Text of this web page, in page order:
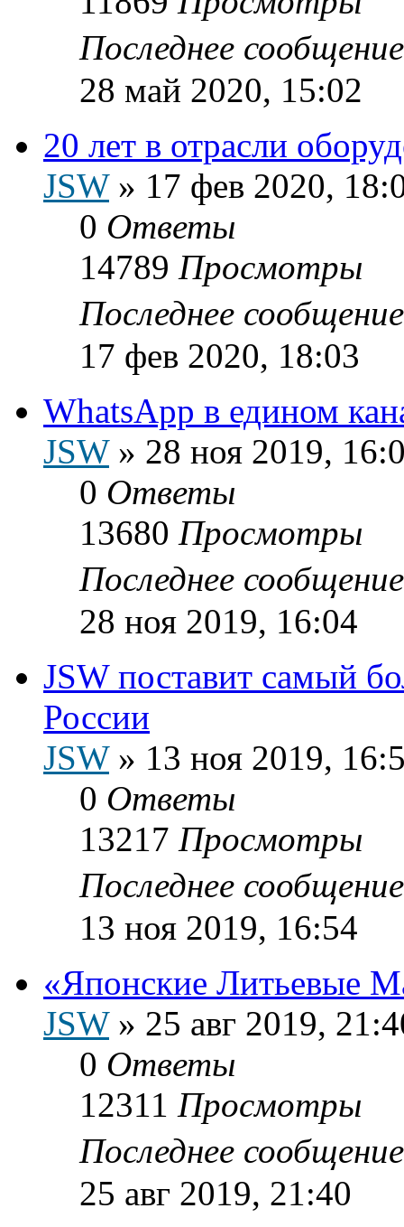
Последнее
28 май 2020, 15:02
20 лет в отрасли
JSW» 17 фев 2020,
0 Ответы
14789 Просмотры
Последнее
17 фев 2020, 18:03
WhatsApp в едином
JSW» 28 ноя 2019,
0 Ответы
13680 Просмотры
Последнее
28 ноя 2019, 16:04
JSW поставит самый
России
JSW» 13 ноя 2019,
0 Ответы
13217 Просмотры
Последнее
13 ноя 2019, 16:54
«Японские Литьевые
JSW» 25 авг 2019,
0 Ответы
12311 Просмотры
Последнее
25 авг 2019, 21:40